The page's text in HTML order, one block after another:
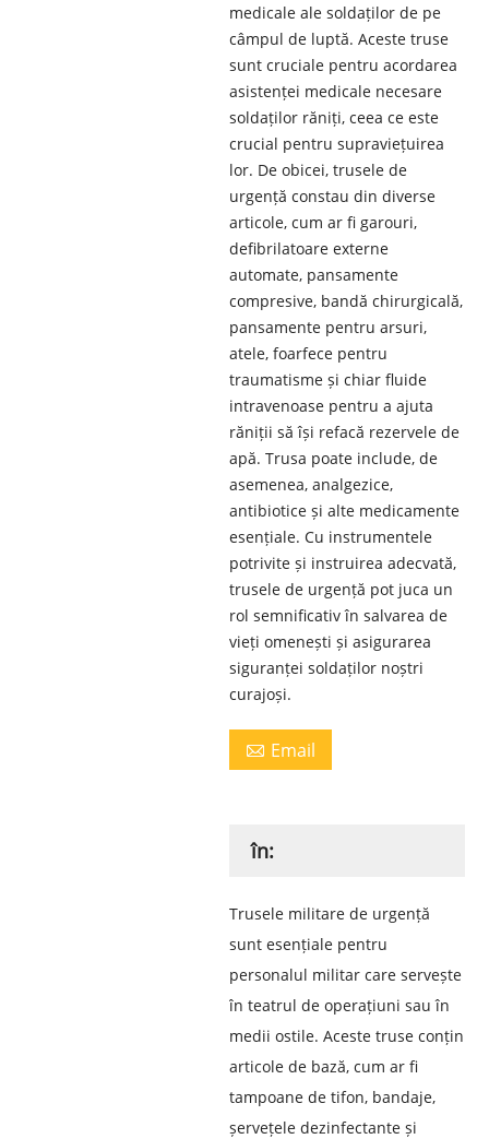
medicale ale soldaților de pe
câmpul de luptă. Aceste truse
sunt cruciale pentru acordarea
asistenței medicale necesare
soldaților răniți, ceea ce este
crucial pentru supraviețuirea
lor. De obicei, trusele de
urgență constau din diverse
articole, cum ar fi garouri,
defibrilatoare externe
automate, pansamente
compresive, bandă chirurgicală,
pansamente pentru arsuri,
atele, foarfece pentru
traumatisme și chiar fluide
intravenoase pentru a ajuta
răniții să își refacă rezervele de
apă. Trusa poate include, de
asemenea, analgezice,
antibiotice și alte medicamente
esențiale. Cu instrumentele
potrivite și instruirea adecvată,
trusele de urgență pot juca un
rol semnificativ în salvarea de
vieți omenești și asigurarea
siguranței soldaților noștri
curajoși.
 Email
în:
Trusele militare de urgență
sunt esențiale pentru
personalul militar care servește
în teatrul de operațiuni sau în
medii ostile. Aceste truse conțin
articole de bază, cum ar fi
tampoane de tifon, bandaje,
șervețele dezinfectante și